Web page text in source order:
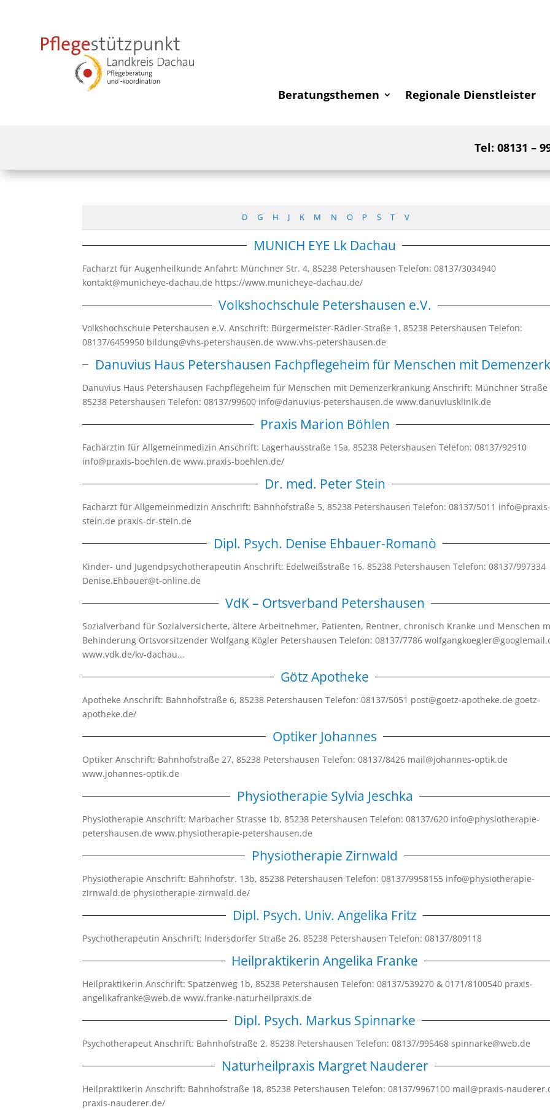
Beratungsthemen Regionale Dienstleister
Tel: 08131 –
D G H J K M N O P S T V
MUNICH EYE Lk Dachau
Facharzt für Augenheilkunde Anfahrt: Münchner Str. 4, 85238 Petershausen Telefon: 08137/3034940
kontakt@municheye-dachau.de https://www.municheye-dachau.de/
Volkshochschule Petershausen e.V.
Volkshochschule Petershausen e.V. Anschrift: Bürgermeister-Rädler-Straße 1, 85238 Petershausen Telefon:
08137/6459950 bildung@vhs-petershausen.de www.vhs-petershausen.de
Danuvius Haus Petershausen Fachpflegeheim für Menschen mit
Danuvius Haus Petershausen Fachpflegeheim für Menschen mit Demenzerkrankung Anschrift: Münchner Straße
85238 Petershausen Telefon: 08137/99600 info@danuvius-petershausen.de www.danuviusklinik.de
Praxis Marion Böhlen
Fachärztin für Allgemeinmedizin Anschrift: Lagerhausstraße 15a, 85238 Petershausen Telefon: 08137/92910
info@praxis-boehlen.de www.praxis-boehlen.de/
Dr. med. Peter Stein
Facharzt für Allgemeinmedizin Anschrift: Bahnhofstraße 5, 85238 Petershausen Telefon: 08137/5011
stein.de praxis-dr-stein.de
Dipl. Psych. Denise Ehbauer-Romanò
Kinder- und Jugendpsychotherapeutin Anschrift: Edelweißstraße 16, 85238 Petershausen Telefon: 08137/997334
Denise.Ehbauer@t-online.de
VdK – Ortsverband Petershausen
Sozialverband für Sozialversicherte, ältere Arbeitnehmer, Patienten, Rentner, chronisch Kranke und Menschen
Behinderung Ortsvorsitzender Wolfgang Kögler Petershausen Telefon: 08137/7786
www.vdk.de/kv-dachau...
Götz Apotheke
Apotheke Anschrift: Bahnhofstraße 6, 85238 Petershausen Telefon: 08137/5051 post@goetz-apotheke.de goetz-
apotheke.de/
Optiker Johannes
Optiker Anschrift: Bahnhofstraße 27, 85238 Petershausen Telefon: 08137/8426 mail@johannes-optik.de
www.johannes-optik.de
Physiotherapie Sylvia Jeschka
Physiotherapie Anschrift: Marbacher Strasse 1b, 85238 Petershausen Telefon: 08137/620 info@physiotherapie-
petershausen.de www.physiotherapie-petershausen.de
Physiotherapie Zirnwald
Physiotherapie Anschrift: Bahnhofstr. 13b, 85238 Petershausen Telefon: 08137/9958155 info@physiotherapie-
zirnwald.de physiotherapie-zirnwald.de/
Dipl. Psych. Univ. Angelika Fritz
Psychotherapeutin Anschrift: Indersdorfer Straße 26, 85238 Petershausen Telefon: 08137/809118
Heilpraktikerin Angelika Franke
Heilpraktikerin Anschrift: Spatzenweg 1b, 85238 Petershausen Telefon: 08137/539270 & 0171/8100540 praxis-
angelikafranke@web.de www.franke-naturheilpraxis.de
Dipl. Psych. Markus Spinnarke
Psychotherapeut Anschrift: Bahnhofstraße 2, 85238 Petershausen Telefon: 08137/995468 spinnarke@web.de
Naturheilpraxis Margret Nauderer
Heilpraktikerin Anschrift: Bahnhofstraße 18, 85238 Petershausen Telefon: 08137/9967100 mail@praxis-
praxis-nauderer.de/